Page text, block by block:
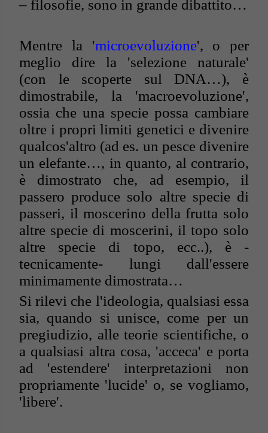
– filosofie, sono in grande dibattito…
Mentre la 'microevoluzione', o per
meglio dire la 'selezione naturale'
(con le scoperte sul DNA…), è
dimostrabile, la 'macroevoluzione',
ossia che una specie possa cambiare
oltre i propri limiti genetici e divenire
qualcos'altro (ad es. un pesce divenire
un elefante…, in quanto, al contrario,
è dimostrato che, ad esempio, il
passero produce solo altre specie di
passeri, il moscerino della frutta solo
altre specie di moscerini, il topo solo
altre specie di topo, ecc..), è -
tecnicamente- lungi dall'essere
minimamente dimostrata…
Si rilevi che l'ideologia, qualsiasi essa
sia, quando si unisce, come per un
pregiudizio, alle teorie scientifiche, o
a qualsiasi altra cosa, 'acceca' e porta
ad 'estendere' interpretazioni non
propriamente 'lucide' o, se vogliamo,
'libere'.